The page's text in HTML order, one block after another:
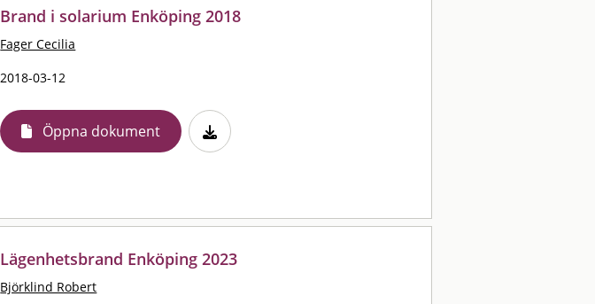
Brand i solarium Enköping 2018
Fager Cecilia
2018-03-12
Öppna dokument
Lägenhetsbrand Enköping 2023
Björklind Robert